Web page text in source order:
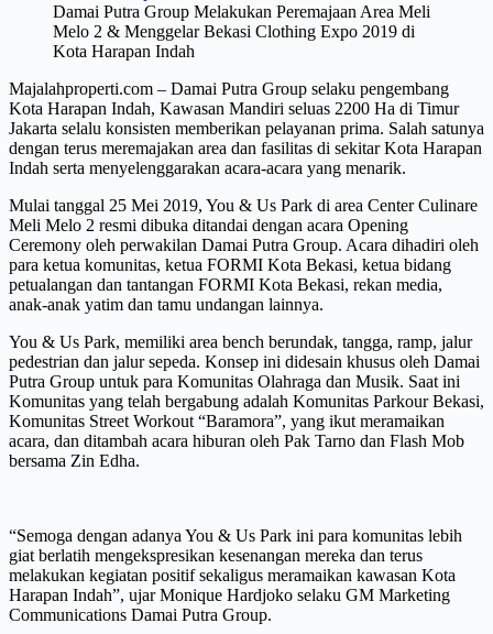
Damai Putra Group Melakukan Peremajaan Area Meli
Melo 2 & Menggelar Bekasi Clothing Expo 2019 di
Kota Harapan Indah
Majalahproperti.com – Damai Putra Group selaku pengembang
Kota Harapan Indah, Kawasan Mandiri seluas 2200 Ha di Timur
Jakarta selalu konsisten memberikan pelayanan prima. Salah satunya
dengan terus meremajakan area dan fasilitas di sekitar Kota Harapan
Indah serta menyelenggarakan acara-acara yang menarik.
Mulai tanggal 25 Mei 2019, You & Us Park di area Center Culinare
Meli Melo 2 resmi dibuka ditandai dengan acara Opening
Ceremony oleh perwakilan Damai Putra Group. Acara dihadiri oleh
para ketua komunitas, ketua FORMI Kota Bekasi, ketua bidang
petualangan dan tantangan FORMI Kota Bekasi, rekan media,
anak-anak yatim dan tamu undangan lainnya.
You & Us Park, memiliki area bench berundak, tangga, ramp, jalur
pedestrian dan jalur sepeda. Konsep ini didesain khusus oleh Damai
Putra Group untuk para Komunitas Olahraga dan Musik. Saat ini
Komunitas yang telah bergabung adalah Komunitas Parkour Bekasi,
Komunitas Street Workout “Baramora”, yang ikut meramaikan
acara, dan ditambah acara hiburan oleh Pak Tarno dan Flash Mob
bersama Zin Edha.
“Semoga dengan adanya You & Us Park ini para komunitas lebih
giat berlatih mengekspresikan kesenangan mereka dan terus
melakukan kegiatan positif sekaligus meramaikan kawasan Kota
Harapan Indah”, ujar Monique Hardjoko selaku GM Marketing
Communications Damai Putra Group.